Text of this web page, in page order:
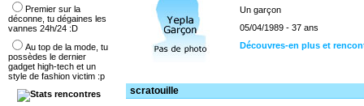
Un garçon
05/04/1989 - 37 ans
Découvres-en plus et
scratouille
Premier sur la
déconne, tu dégaines les
vannes 24h/24 :D
Au top de la mode, tu
possèdes le dernier
gadget high-tech et un
style de fashion victim :p